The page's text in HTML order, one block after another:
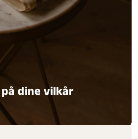
på dine vilkår